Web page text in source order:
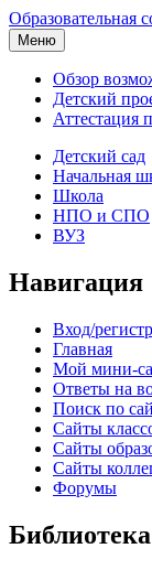
Образовательная
Меню
Обзор
Детский
Аттестация
Детский сад
Начальная
Школа
НПО и СПО
ВУЗ
Навигация
Вход/
Главная
Мой мини-
Ответы на
Поиск по
Сайты
Сайты
Сайты
Форумы
Библиотека